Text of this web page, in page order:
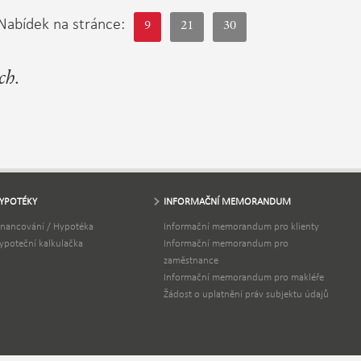
na stránce: 9 21 30
/ Hypotéka
kalkulačka
INFORMAČNÍ MEMORANDUM
Informační memorandum pro klienty
Informační memorandum pro
zaměstnance
Informační memorandum pro makléře
Žádost o uplatnění práv subjektu údajů